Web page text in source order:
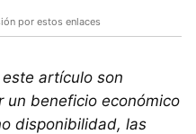
por estos enlaces
artículo son
beneficio económico
disponibilidad, las